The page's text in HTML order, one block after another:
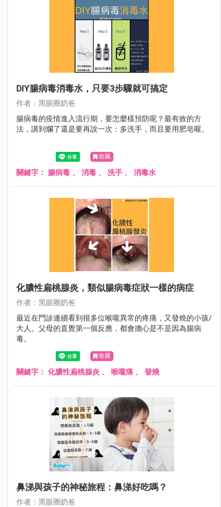
DIY腸病毒消毒水，只要3步驟就可搞定
作者：黑眼圈奶爸
腸病毒的疫情進入流行期，要怎麼樣預防呢？最有效的方
法，講到爛了還是要再說一次：多洗手，而且要用肥皂喔。
收藏
關鍵字： 腸病毒 、 消毒 、 洗手 、 消毒水
化膿性扁桃腺炎，類似腸病毒症狀一樣的病症
作者：黑眼圈奶爸
最近在門診連續看到很多位喉嚨異常的疼痛，又發燒的小孩/
大人。父母的直覺第一個反應，都會擔心是不是因為腸病
毒。
收藏
關鍵字： 化膿性扁桃腺炎 、 喉嚨痛 、 發燒
鼻涕與孩子的神秘旅程：鼻涕好吃嗎？
作者：黑眼圈奶爸